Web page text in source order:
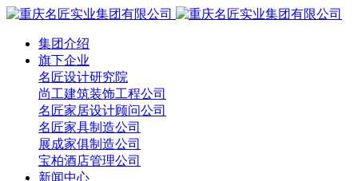
集团介绍
旗下企业
名匠设计研究院
尚工建筑装饰工程公司
名匠家居设计顾问公司
名匠家具制造公司
展成家俱制造公司
宝柏酒店管理公司
新闻中心